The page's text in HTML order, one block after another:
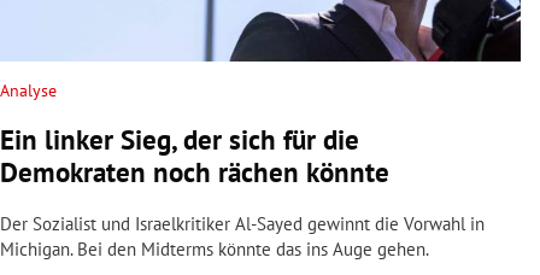
Untermenü
Untermenü
Untermenü
Analyse
Ein linker Sieg, der sich für die
Demokraten noch rächen könnte
Der Sozialist und Israelkritiker Al-Sayed gewinnt die Vorwahl in
Michigan. Bei den Midterms könnte das ins Auge gehen.